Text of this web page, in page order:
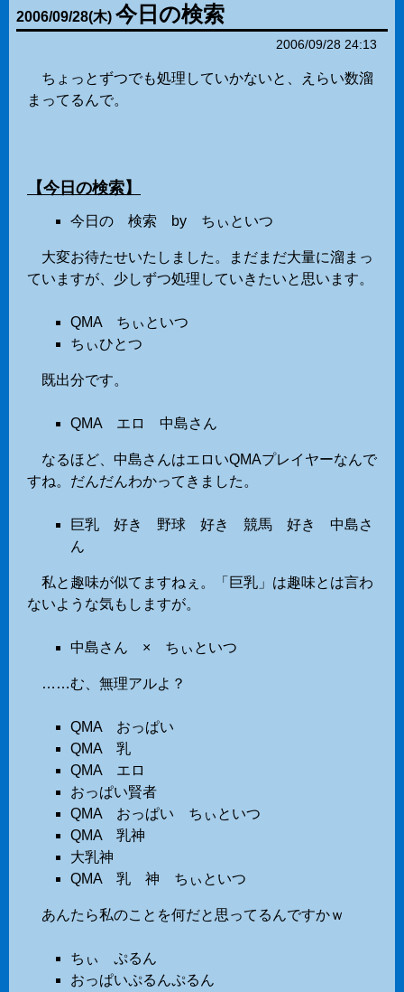
2006/09/28(木) 今日の検索
2006/09/28 24:13
ちょっとずつでも処理していかないと、えらい数溜
まってるんで。
【今日の検索】
今日の 検索 by ちぃといつ
大変お待たせいたしました。まだまだ大量に溜まっ
ていますが、少しずつ処理していきたいと思います。
QMA ちぃといつ
ちぃひとつ
既出分です。
QMA エロ 中島さん
なるほど、中島さんはエロいQMAプレイヤーなんで
すね。だんだんわかってきました。
巨乳 好き 野球 好き 競馬 好き 中島さ
ん
私と趣味が似てますねぇ。「巨乳」は趣味とは言わ
ないような気もしますが。
中島さん × ちぃといつ
……む、無理アルよ？
QMA おっぱい
QMA 乳
QMA エロ
おっぱい賢者
QMA おっぱい ちぃといつ
QMA 乳神
大乳神
QMA 乳 神 ちぃといつ
あんたら私のことを何だと思ってるんですかｗ
ちぃ ぷるん
おっぱいぷるんぷるん